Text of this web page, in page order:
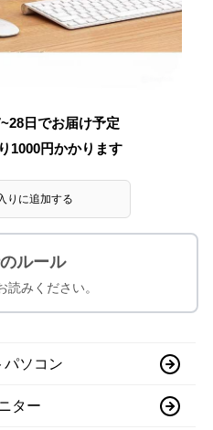
日でお届け予定
1000円かかります
りに追加する
ルール
読みください。
パソコン
ター